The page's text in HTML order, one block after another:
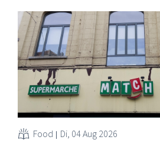
winkelformule die zich uitsluitend
klanten. .
Food Di, 04 Aug 2026